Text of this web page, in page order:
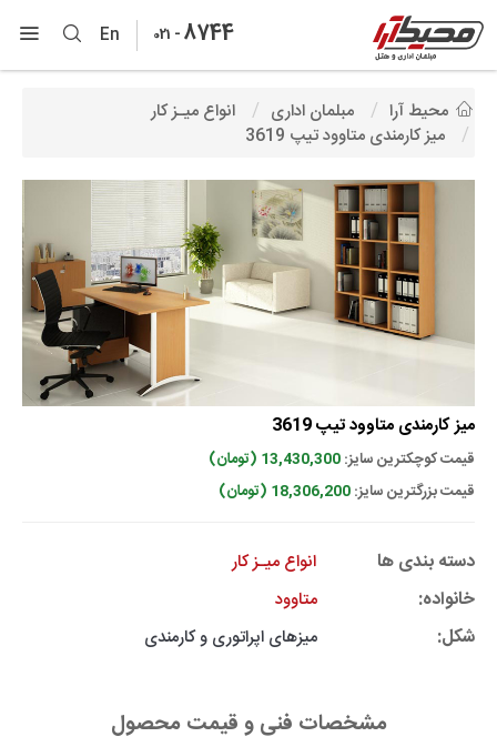
En 021 -8744
محیط آرا مبلمان اداری
انواع میـز کار
میز کارمندی متاوود تیپ 3619
میز کارمندی متاوود تیپ 3619
قیمت کوچکترین سایز:13,430,300 (تومان)
قیمت بزرگترین سایز:18,306,200 (تومان)
دسته بندی ها انواع میـز کار
خانواده: متاوود
شکل: میزهای اپراتوری و کارمندی
مشخصات فنی و قیمت محصول